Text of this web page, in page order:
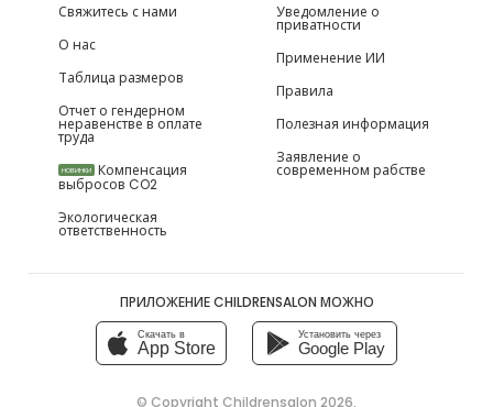
Свяжитесь с нами
О нас
Таблица размеров
Отчет о гендерном
неравенстве в оплате
труда
НОВИНКИ Компенсация
выбросов CO2
Экологическая
ответственность
Уведомление о
приватности
Применение ИИ
Правила
Полезная информация
Заявление о
современном рабстве
ПРИЛОЖЕНИЕ CHILDRENSALON МОЖНО
Скачать в
App Store
Установить через
Google Play
© Copyright Childrensalon 2026,